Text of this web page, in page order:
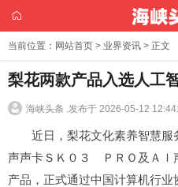
当前位置： 网站首页 > 业界资讯 > 正文
梨花两款产品入选人工
海峡头条 .发布于 2026-05-12
近日，梨花文化素养智慧服
声声卡ＳＫ０３ ＰＲＯ及ＡＩ
产品，正式通过中国计算机行